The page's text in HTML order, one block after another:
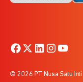
© 2026 PT Nusa Satu